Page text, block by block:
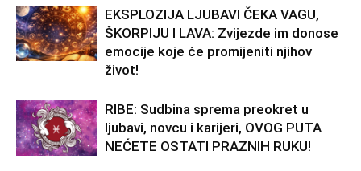
EKSPLOZIJA LJUBAVI ČEKA VAGU,
ŠKORPIJU I LAVA: Zvijezde im donose
emocije koje će promijeniti njihov
život!
RIBE: Sudbina sprema preokret u
ljubavi, novcu i karijeri, OVOG PUTA
NEĆETE OSTATI PRAZNIH RUKU!